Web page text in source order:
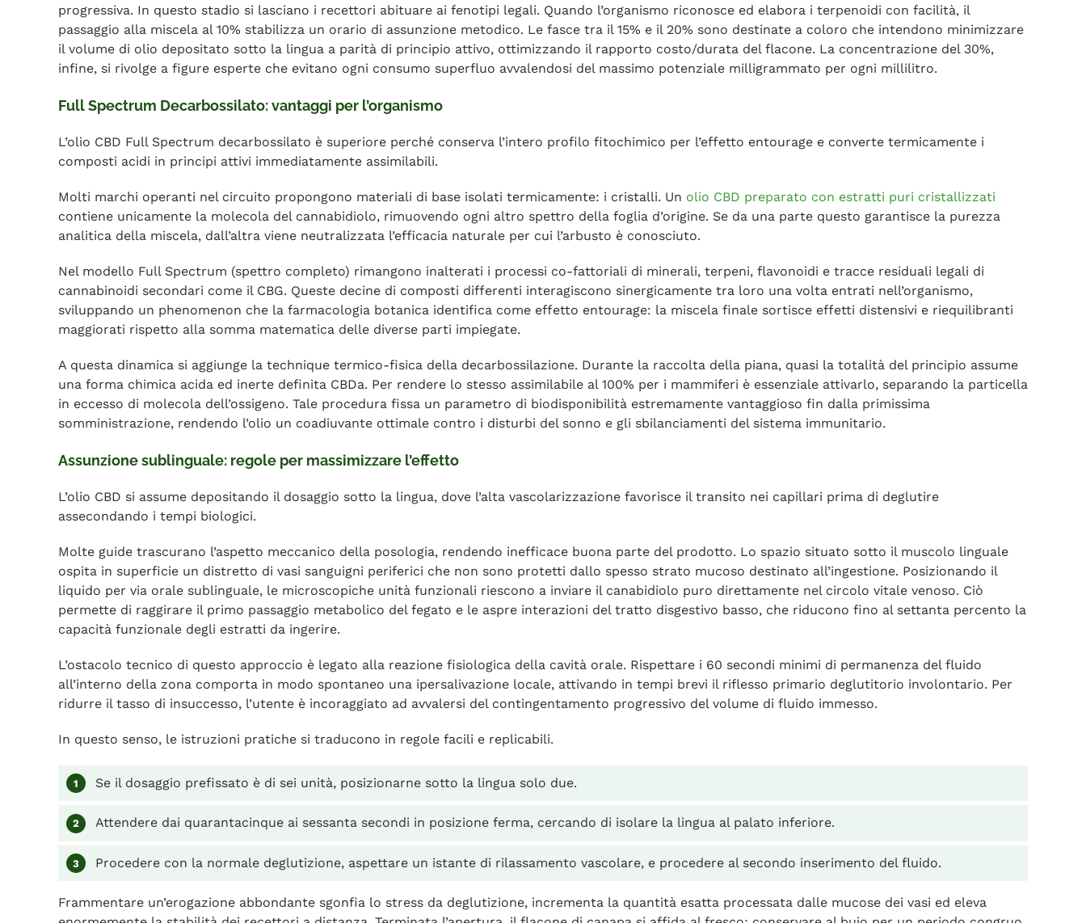
progressiva. In questo stadio si lasciano i recettori abituare ai fenotipi legali. Quando l’organismo riconosce ed elabora i terpenoidi con facilità, il
passaggio alla miscela al 10% stabilizza un orario di assunzione metodico. Le fasce tra il 15% e il 20% sono destinate a coloro che intendono minimizzare
il volume di olio depositato sotto la lingua a parità di principio attivo, ottimizzando il rapporto costo/durata del flacone. La concentrazione del 30%,
infine, si rivolge a figure esperte che evitano ogni consumo superfluo avvalendosi del massimo potenziale milligrammato per ogni millilitro.
Full Spectrum Decarbossilato: vantaggi per l’organismo
L’olio CBD Full Spectrum decarbossilato è superiore perché conserva l’intero profilo fitochimico per l’effetto entourage e converte termicamente i
composti acidi in principi attivi immediatamente assimilabili.
Molti marchi operanti nel circuito propongono materiali di base isolati termicamente: i cristalli. Un olio CBD preparato con estratti puri cristallizzati
contiene unicamente la molecola del cannabidiolo, rimuovendo ogni altro spettro della foglia d’origine. Se da una parte questo garantisce la purezza
analitica della miscela, dall’altra viene neutralizzata l’efficacia naturale per cui l’arbusto è conosciuto.
Nel modello Full Spectrum (spettro completo) rimangono inalterati i processi co-fattoriali di minerali, terpeni, flavonoidi e tracce residuali legali di
cannabinoidi secondari come il CBG. Queste decine di composti differenti interagiscono sinergicamente tra loro una volta entrati nell’organismo,
sviluppando un phenomenon che la farmacologia botanica identifica come effetto entourage: la miscela finale sortisce effetti distensivi e riequilibranti
maggiorati rispetto alla somma matematica delle diverse parti impiegate.
A questa dinamica si aggiunge la technique termico-fisica della decarbossilazione. Durante la raccolta della piana, quasi la totalità del principio assume
una forma chimica acida ed inerte definita CBDa. Per rendere lo stesso assimilabile al 100% per i mammiferi è essenziale attivarlo, separando la particella
in eccesso di molecola dell’ossigeno. Tale procedura fissa un parametro di biodisponibilità estremamente vantaggioso fin dalla primissima
somministrazione, rendendo l’olio un coadiuvante ottimale contro i disturbi del sonno e gli sbilanciamenti del sistema immunitario.
Assunzione sublinguale: regole per massimizzare l’effetto
L’olio CBD si assume depositando il dosaggio sotto la lingua, dove l’alta vascolarizzazione favorisce il transito nei capillari prima di deglutire
assecondando i tempi biologici.
Molte guide trascurano l’aspetto meccanico della posologia, rendendo inefficace buona parte del prodotto. Lo spazio situato sotto il muscolo linguale
ospita in superficie un distretto di vasi sanguigni periferici che non sono protetti dallo spesso strato mucoso destinato all’ingestione. Posizionando il
liquido per via orale sublinguale, le microscopiche unità funzionali riescono a inviare il canabidiolo puro direttamente nel circolo vitale venoso. Ciò
permette di raggirare il primo passaggio metabolico del fegato e le aspre interazioni del tratto disgestivo basso, che riducono fino al settanta percento la
capacità funzionale degli estratti da ingerire.
L’ostacolo tecnico di questo approccio è legato alla reazione fisiologica della cavità orale. Rispettare i 60 secondi minimi di permanenza del fluido
all’interno della zona comporta in modo spontaneo una ipersalivazione locale, attivando in tempi brevi il riflesso primario deglutitorio involontario. Per
ridurre il tasso di insuccesso, l’utente è incoraggiato ad avvalersi del contingentamento progressivo del volume di fluido immesso.
In questo senso, le istruzioni pratiche si traducono in regole facili e replicabili.
Se il dosaggio prefissato è di sei unità, posizionarne sotto la lingua solo due.
Attendere dai quarantacinque ai sessanta secondi in posizione ferma, cercando di isolare la lingua al palato inferiore.
Procedere con la normale deglutizione, aspettare un istante di rilassamento vascolare, e procedere al secondo inserimento del fluido.
Frammentare un’erogazione abbondante sgonfia lo stress da deglutizione, incrementa la quantità esatta processata dalle mucose dei vasi ed eleva